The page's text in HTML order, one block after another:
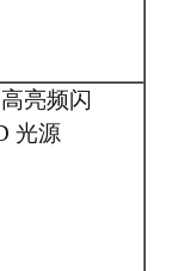
亮频闪
光源